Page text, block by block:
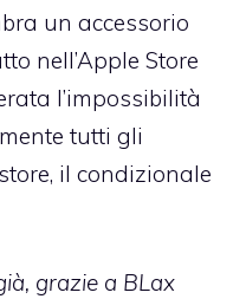
un accessorio
nell’Apple Store
l’impossibilità
tutti gli
il condizionale
grazie a BLax